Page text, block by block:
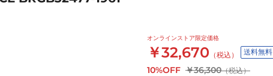
オンラインストア限定価格
￥32,670 （税込） 送料無料
10%OFF ￥36,300（税込）